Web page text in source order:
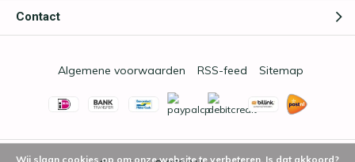
Contact
Algemene voorwaarden RSS-feed Sitemap
Wij slaan cookies op om onze website te verbeteren. Is dat akkoord?